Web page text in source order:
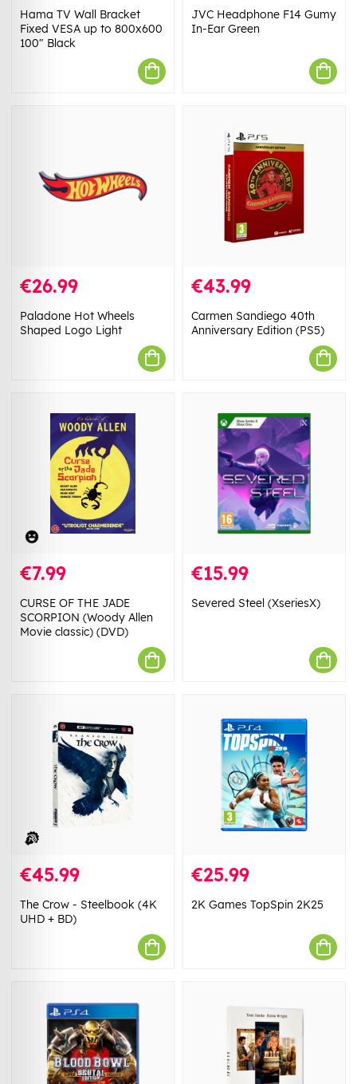
Hama TV Wall Bracket
Fixed VESA up to 800x600
100" Black
JVC Headphone F14 Gumy
In-Ear Green
€26.99
Paladone Hot Wheels
Shaped Logo Light
€43.99
Carmen Sandiego 40th
Anniversary Edition (PS5)
€7.99
CURSE OF THE JADE
SCORPION (Woody Allen
Movie classic) (DVD)
€15.99
Severed Steel (XseriesX)
€45.99
The Crow - Steelbook (4K
UHD + BD)
€25.99
2K Games TopSpin 2K25